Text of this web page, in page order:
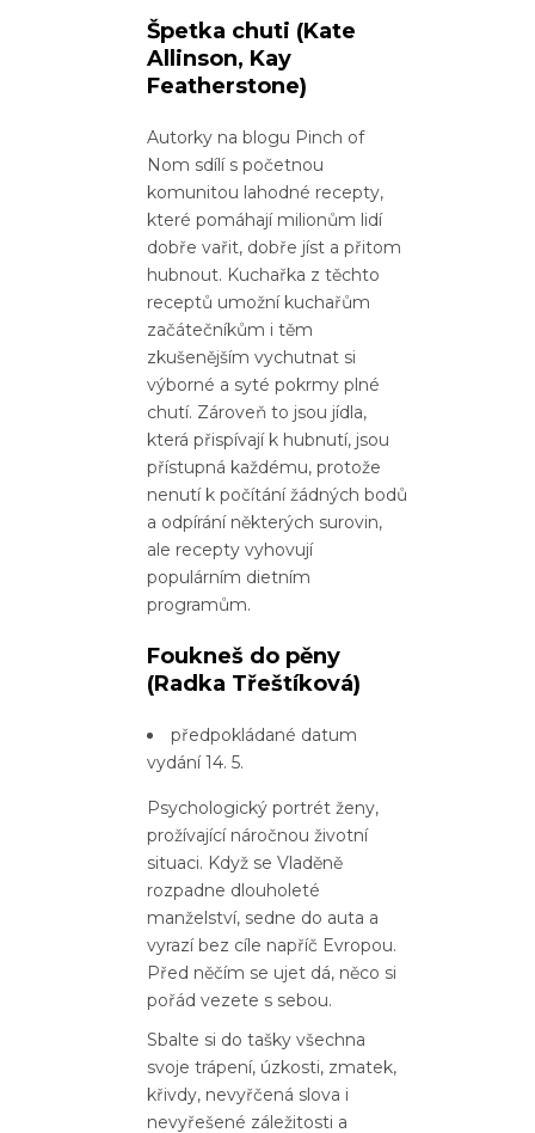
Špetka chuti (Kate
Allinson, Kay
Featherstone)
Autorky na blogu Pinch of
Nom sdílí s početnou
komunitou lahodné recepty,
které pomáhají milionům lidí
dobře vařit, dobře jíst a přitom
hubnout. Kuchařka z těchto
receptů umožní kuchařům
začátečníkům i těm
zkušenějším vychutnat si
výborné a syté pokrmy plné
chutí. Zároveň to jsou jídla,
která přispívají k hubnutí, jsou
přístupná každému, protože
nenutí k počítání žádných bodů
a odpírání některých surovin,
ale recepty vyhovují
populárním dietním
programům.
Foukneš do pěny
(Radka Třeštíková)
předpokládané datum
vydání 14. 5.
Psychologický portrét ženy,
prožívající náročnou životní
situaci. Když se Vladěně
rozpadne dlouholeté
manželství, sedne do auta a
vyrazí bez cíle napříč Evropou.
Před něčím se ujet dá, něco si
pořád vezete s sebou.
Sbalte si do tašky všechna
svoje trápení, úzkosti, zmatek,
křivdy, nevyřčená slova i
nevyřešené záležitosti a